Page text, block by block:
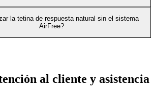
la tetina de respuesta natural sin el sistema
AirFree?
al cliente y asistencia